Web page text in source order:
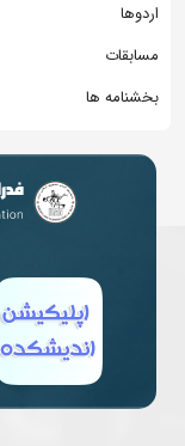
اردوها
مسابقات
بخشنامه ها